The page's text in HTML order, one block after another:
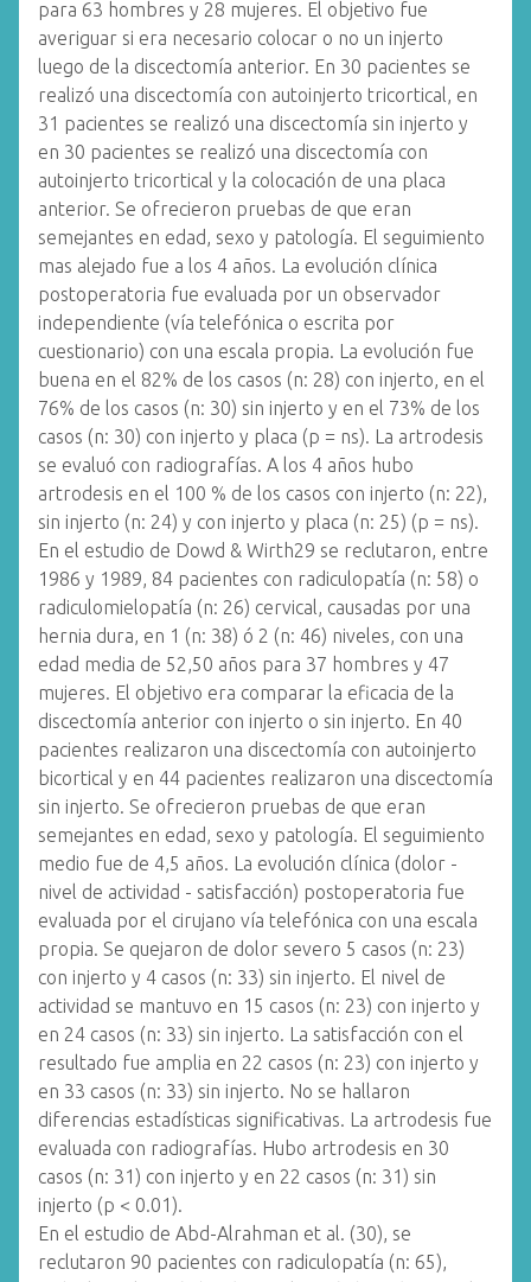
para 63 hombres y 28 mujeres. El objetivo fue
averiguar si era necesario colocar o no un injerto
luego de la discectomía anterior. En 30 pacientes se
realizó una discectomía con autoinjerto tricortical, en
31 pacientes se realizó una discectomía sin injerto y
en 30 pacientes se realizó una discectomía con
autoinjerto tricortical y la colocación de una placa
anterior. Se ofrecieron pruebas de que eran
semejantes en edad, sexo y patología. El seguimiento
mas alejado fue a los 4 años. La evolución clínica
postoperatoria fue evaluada por un observador
independiente (vía telefónica o escrita por
cuestionario) con una escala propia. La evolución fue
buena en el 82% de los casos (n: 28) con injerto, en el
76% de los casos (n: 30) sin injerto y en el 73% de los
casos (n: 30) con injerto y placa (p = ns). La artrodesis
se evaluó con radiografías. A los 4 años hubo
artrodesis en el 100 % de los casos con injerto (n: 22),
sin injerto (n: 24) y con injerto y placa (n: 25) (p = ns).
En el estudio de Dowd & Wirth29 se reclutaron, entre
1986 y 1989, 84 pacientes con radiculopatía (n: 58) o
radiculomielopatía (n: 26) cervical, causadas por una
hernia dura, en 1 (n: 38) ó 2 (n: 46) niveles, con una
edad media de 52,50 años para 37 hombres y 47
mujeres. El objetivo era comparar la eficacia de la
discectomía anterior con injerto o sin injerto. En 40
pacientes realizaron una discectomía con autoinjerto
bicortical y en 44 pacientes realizaron una discectomía
sin injerto. Se ofrecieron pruebas de que eran
semejantes en edad, sexo y patología. El seguimiento
medio fue de 4,5 años. La evolución clínica (dolor -
nivel de actividad - satisfacción) postoperatoria fue
evaluada por el cirujano vía telefónica con una escala
propia. Se quejaron de dolor severo 5 casos (n: 23)
con injerto y 4 casos (n: 33) sin injerto. El nivel de
actividad se mantuvo en 15 casos (n: 23) con injerto y
en 24 casos (n: 33) sin injerto. La satisfacción con el
resultado fue amplia en 22 casos (n: 23) con injerto y
en 33 casos (n: 33) sin injerto. No se hallaron
diferencias estadísticas significativas. La artrodesis fue
evaluada con radiografías. Hubo artrodesis en 30
casos (n: 31) con injerto y en 22 casos (n: 31) sin
injerto (p < 0.01).
En el estudio de Abd-Alrahman et al. (30), se
reclutaron 90 pacientes con radiculopatía (n: 65),